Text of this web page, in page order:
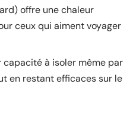
offre une chaleur
ceux qui aiment voyager
capacité à isoler même par
en restant efficaces sur le